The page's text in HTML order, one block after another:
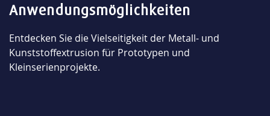
Anwendungsmöglichkeiten
Entdecken Sie die Vielseitigkeit der Metall- und
Kunststoffextrusion für Prototypen und
Kleinserienprojekte.